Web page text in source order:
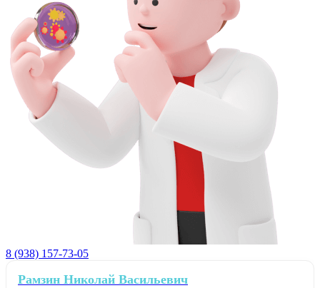
8 (938) 157-73-05
Рамзин Николай Васильевич